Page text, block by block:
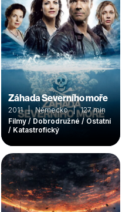
Záhada Severního moře
2011 | Německo | 127 min
Filmy / Dobrodružné / Ostatní
/ Katastrofický